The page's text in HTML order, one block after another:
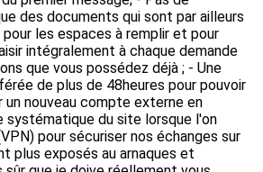
des documents qui sont par ailleurs
les espaces à remplir et pour
intégralement à chaque demande
que vous possédez déjà ; - Une
de plus de 48heures pour pouvoir
un nouveau compte externe en
systématique du site lorsque l'on
pour sécuriser nos échanges sur
plus exposés au arnaques et